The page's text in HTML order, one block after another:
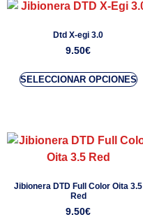
Dtd X-egi 3.0
9.50€
SELECCIONAR OPCIONES
Jibionera DTD Full Color Oita 3.5
Red
9.50€